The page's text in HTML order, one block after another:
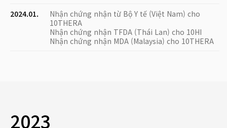
2024.01.
Nhận chứng nhận từ Bộ Y tế (Việt Nam) cho
10THERA
Nhận chứng nhận TFDA (Thái Lan) cho 10HI
Nhận chứng nhận MDA (Malaysia) cho 10THERA
2023